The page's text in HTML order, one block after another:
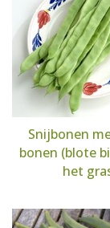
Snijbonen
bonen (blote
het